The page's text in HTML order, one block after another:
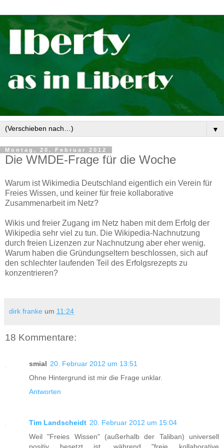
▼
Montag, 20. Februar 2012
Die WMDE-Frage für die Woche
Warum ist Wikimedia Deutschland eigentlich ein Verein für
Freies Wissen, und keiner für freie kollaborative
Zusammenarbeit im Netz?
Wikis und freier Zugang im Netz haben mit dem Erfolg der
Wikipedia sehr viel zu tun. Die Wikipedia-Nachnutzung
durch freien Lizenzen zur Nachnutzung aber eher wenig.
Warum haben die Gründungseltern beschlossen, sich auf
den schlechter laufenden Teil des Erfolgsrezepts zu
konzentrieren?
dirk franke um 11:24
18 Kommentare:
smial 20. Februar 2012 um 13:51
Ohne Hintergrund ist mir die Frage unklar.
Antworten
Tim Landscheidt 20. Februar 2012 um 15:04
Weil "Freies Wissen" (außerhalb der Taliban) universell
positiv besetzt ist, während "freie kollaborative